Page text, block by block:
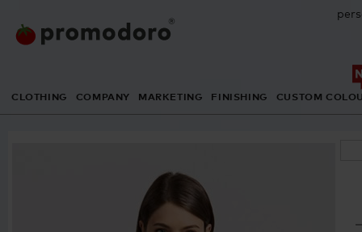
CLOTHING COMPANY MARKETING FINISHING CUSTOM